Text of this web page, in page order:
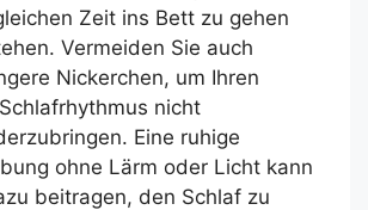
Zeit ins Bett zu gehen
Vermeiden Sie auch
Nickerchen, um Ihren
nicht
Eine ruhige
ohne Lärm oder Licht kann
beitragen, den Schlaf zu